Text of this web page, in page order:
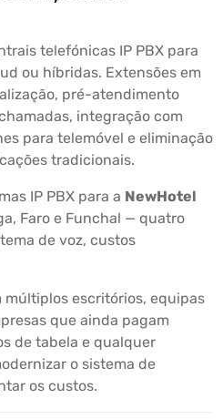
telefónicas IP PBX para
ou híbridas. Extensões em
pré-atendimento
integração com
para telemóvel e eliminação
tradicionais.
IP PBX para a NewHotel
Faro e Funchal — quatro
de voz, custos
múltiplos escritórios, equipas
que ainda pagam
de tabela e qualquer
o sistema de
os custos.